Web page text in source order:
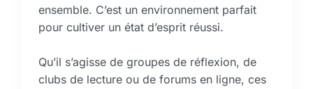
ensemble. C’est un environnement parfait
pour cultiver un état d’esprit réussi.
Qu’il s’agisse de groupes de réflexion, de
clubs de lecture ou de forums en ligne, ces